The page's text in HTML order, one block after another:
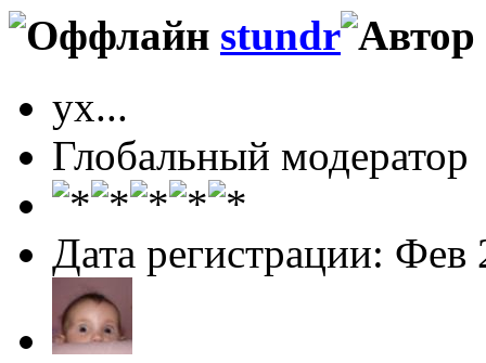
stundr
ух...
Глобальный модератор
Дата регистрации: Фев